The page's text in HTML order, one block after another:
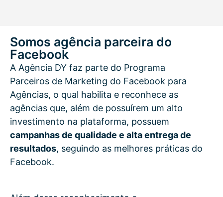
Somos agência parceira do
Facebook
A Agência DY faz parte do Programa
Parceiros de Marketing do Facebook para
Agências, o qual habilita e reconhece as
agências que, além de possuírem um alto
investimento na plataforma, possuem
campanhas de qualidade e alta entrega de
resultados, seguindo as melhores práticas do
Facebook.